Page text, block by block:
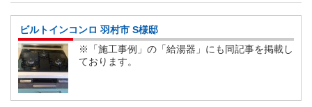
ビルトインコンロ 羽村市 S様邸
※「施工事例」の「給湯器」にも同記事を掲載し
ております。